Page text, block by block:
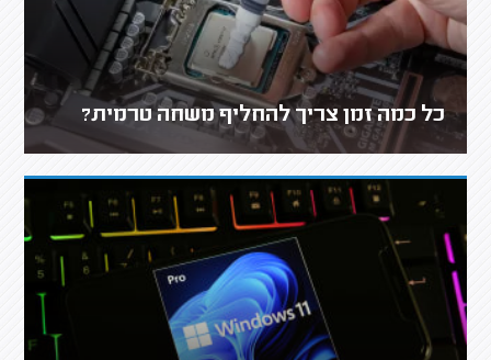
כל כמה זמן צריך להחליף משחה טרמית?